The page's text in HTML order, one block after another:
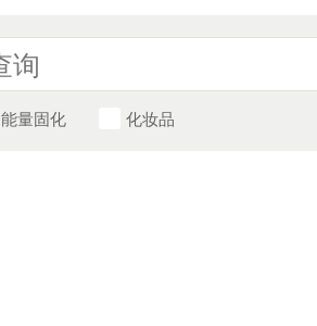
能量固化 化妆品